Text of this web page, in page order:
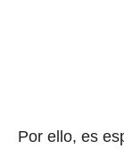
Por ello, es